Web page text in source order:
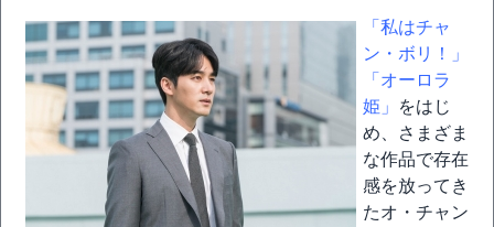
「私はチャ
ン・ボリ！」
「オーロラ
姫」
をはじ
め、さまざま
な作品で存在
感を放ってき
たオ・チャン